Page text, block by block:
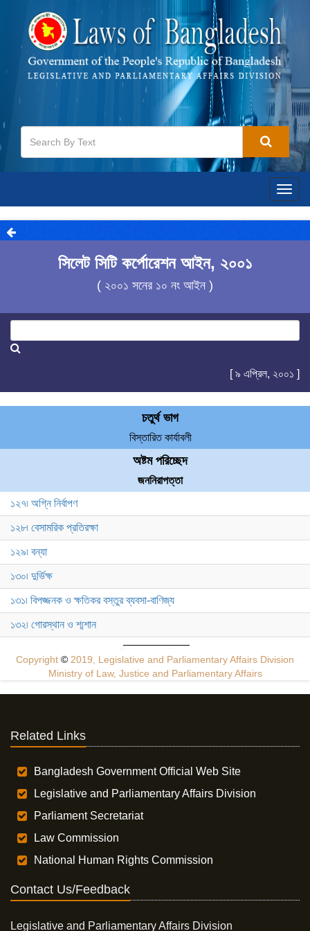
সিলেট সিটি কর্পোরেশন আইন, ২০০১
( ২০০১ সনের ১০ নং আইন )
[ ৯ এপ্রিল, ২০০১ ]
চতুর্থ ভাগ
বিস্তারিত কার্যাবলী
অষ্টম পরিচ্ছেদ
জননিরাপত্তা
১২৭৷ অগ্নি নির্বাপণ
১২৮৷ বেসামরিক প্রতিরক্ষা
১২৯৷ বন্যা
১৩০৷ দুর্ভিক্ষ
১৩১৷ বিপজ্জনক ও ক্ষতিকর বস্তুর ব্যবসা-বাণিজ্য
১৩২৷ গোরস্থান ও শ্মশান
Copyright © 2019, Legislative and Parliamentary Affairs Division
Ministry of Law, Justice and Parliamentary Affairs
Related Links
Bangladesh Government Official Web Site
Legislative and Parliamentary Affairs Division
Parliament Secretariat
Law Commission
National Human Rights Commission
Contact Us/Feedback
Legislative and Parliamentary Affairs Division